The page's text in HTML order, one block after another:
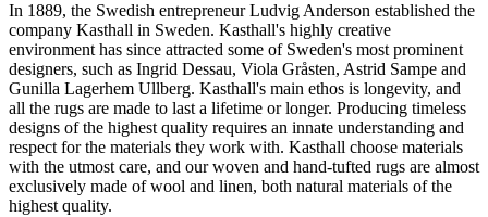
In 1889, the Swedish entrepreneur Ludvig Anderson established the
company Kasthall in Sweden. Kasthall's highly creative
environment has since attracted some of Sweden's most prominent
designers, such as Ingrid Dessau, Viola Gråsten, Astrid Sampe and
Gunilla Lagerhem Ullberg. Kasthall's main ethos is longevity, and
all the rugs are made to last a lifetime or longer. Producing timeless
designs of the highest quality requires an innate understanding and
respect for the materials they work with. Kasthall choose materials
with the utmost care, and our woven and hand-tufted rugs are almost
exclusively made of wool and linen, both natural materials of the
highest quality.